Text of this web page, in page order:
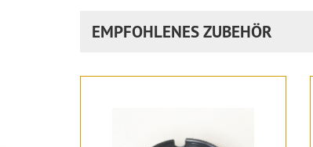
EMPFOHLENES ZUBEHÖR